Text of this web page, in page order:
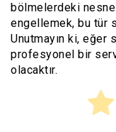
bölmelerdeki
engellemek, bu tür
Unutmayın ki, eğer
profesyonel bir
olacaktır.